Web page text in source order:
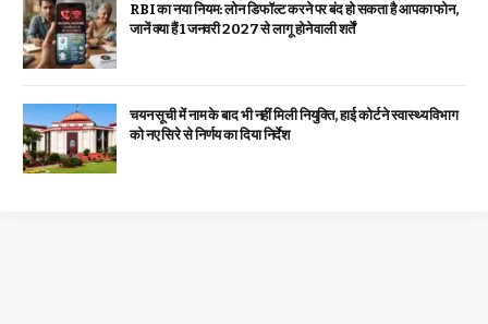
RBI का नया नियम: लोन डिफॉल्ट करने पर बंद हो सकता है आपका फोन,
जानें क्या हैं 1 जनवरी 2027 से लागू होने वाली शर्तें
चयन सूची में नाम के बाद भी नहीं मिली नियुक्ति, हाई कोर्ट ने स्वास्थ्य विभाग
को नए सिरे से निर्णय का दिया निर्देश